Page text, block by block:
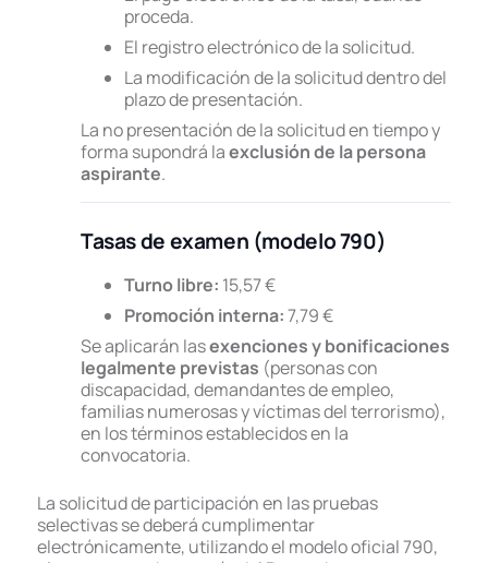
21.07.26
Promoción Interna de Seguridad
administrativo OEP 2025 igual:
2025
21.07.26
Seguridad Social administrativo, turno
2025: Publicación Estadísticas
de la convocatoria: Las plantillas
correspondientes a la prueba con
alternativas se harán públicas en el
de dos días hábiles contados desde la
de la prueba.En el plazo de dos días
partir del día siguiente a la
plantillas podrán presentarse
se entenderán contestadas
publicación de las plantillas
definitivas. Las mismas se dirigirán al
presentadas por cualquier otro
del indicado.
Cuestionario Acceso Libre Rojo A
proceda.
El registro electrónico de la solicitud.
La modificación de la solicitud dentro del
plazo de presentación.
La no presentación de la solicitud en tiempo y
forma supondrá laexclusión de la persona
aspirante.
Tasas de examen (modelo 790)
Turno libre: 15,57 €
Promoción interna:7,79 €
Se aplicarán lasexenciones y bonificaciones
legalmente previstas (personas con
discapacidad, demandantes de empleo,
familias numerosas y víctimas del terrorismo),
en los términos establecidos en la
convocatoria.
La solicitud de participación en las pruebas
selectivas se deberá cumplimentar
electrónicamente, utilizando el modelo oficial 790,